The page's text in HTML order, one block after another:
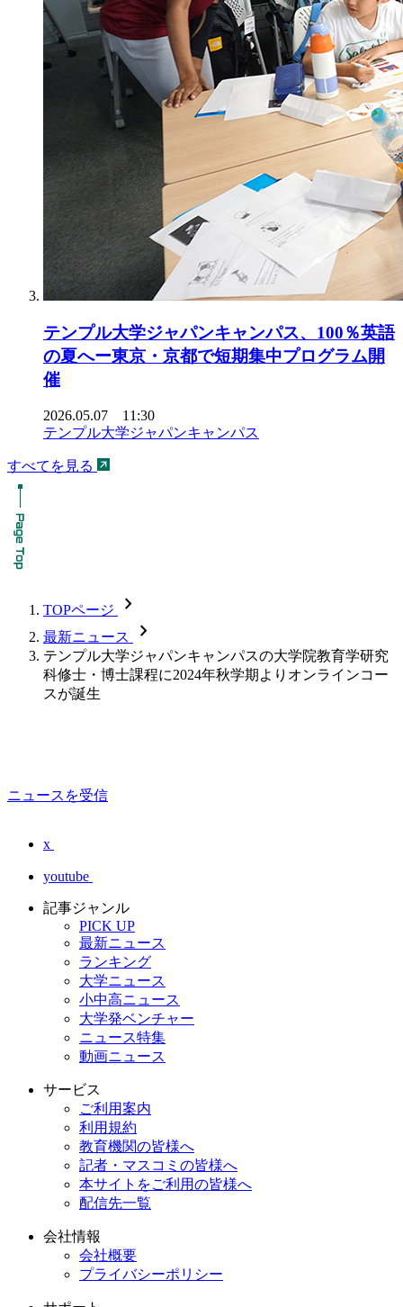
テンプル大学ジャパンキャンパス、100％英語
の夏へー東京・京都で短期集中プログラム開
催
2026.05.07 11:30
テンプル大学ジャパンキャンパス
すべてを見る
TOPページ chevron_forward
最新ニュース chevron_forward
テンプル大学ジャパンキャンパスの大学院教育学研究
科修士・博士課程に2024年秋学期よりオンラインコー
スが誕生
ニュースを受信
x
youtube
記事ジャンル
PICK UP
最新ニュース
ランキング
大学ニュース
小中高ニュース
大学発ベンチャー
ニュース特集
動画ニュース
サービス
ご利用案内
利用規約
教育機関の皆様へ
記者・マスコミの皆様へ
本サイトをご利用の皆様へ
配信先一覧
会社情報
会社概要
プライバシーポリシー